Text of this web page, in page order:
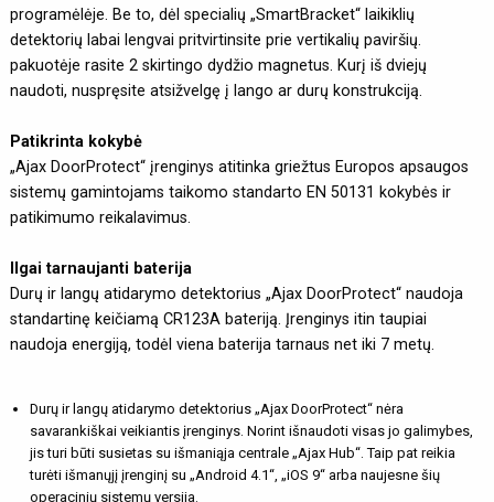
programėlėje. Be to, dėl specialių „SmartBracket“ laikiklių
detektorių labai lengvai pritvirtinsite prie vertikalių paviršių.
pakuotėje rasite 2 skirtingo dydžio magnetus. Kurį iš dviejų
naudoti, nuspręsite atsižvelgę į lango ar durų konstrukciją.
Patikrinta kokybė
„Ajax DoorProtect“ įrenginys atitinka griežtus Europos apsaugos
sistemų gamintojams taikomo standarto EN 50131 kokybės ir
patikimumo reikalavimus.
Ilgai tarnaujanti baterija
Durų ir langų atidarymo detektorius „Ajax DoorProtect“ naudoja
standartinę keičiamą CR123A bateriją. Įrenginys itin taupiai
naudoja energiją, todėl viena baterija tarnaus net iki 7 metų.
Durų ir langų atidarymo detektorius „Ajax DoorProtect“ nėra
savarankiškai veikiantis įrenginys. Norint išnaudoti visas jo galimybes,
jis turi būti susietas su išmaniąja centrale „Ajax Hub“. Taip pat reikia
turėti išmanųjį įrenginį su „Android 4.1“, „iOS 9“ arba naujesne šių
operacinių sistemų versija.